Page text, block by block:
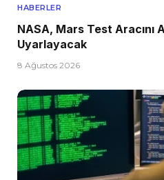
HABERLER
NASA, Mars Test Aracını
Uyarlayacak
8 Ağustos 2026